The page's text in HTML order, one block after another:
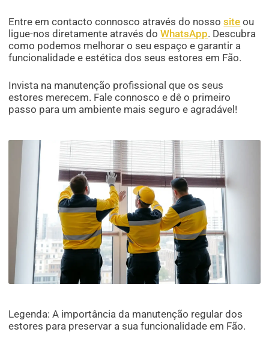
Entre em contacto connosco através do nossosite ou
ligue-nos diretamente através doWhatsApp. Descubra
como podemos melhorar o seu espaço e garantir a
funcionalidade e estética dos seus estores em Fão.
Invista na manutenção profissional que os seus
estores merecem. Fale connosco e dê o primeiro
passo para um ambiente mais seguro e agradável!
Legenda: A importância da manutenção regular dos
estores para preservar a sua funcionalidade em Fão.